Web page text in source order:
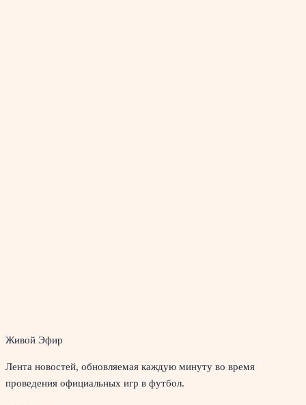
Живой Эфир
Лента новостей, обновляемая каждую минуту во время
проведения официальных игр в футбол.